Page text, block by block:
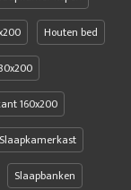
Houten bed
160x200
Slaapkamerkast
Slaapbanken